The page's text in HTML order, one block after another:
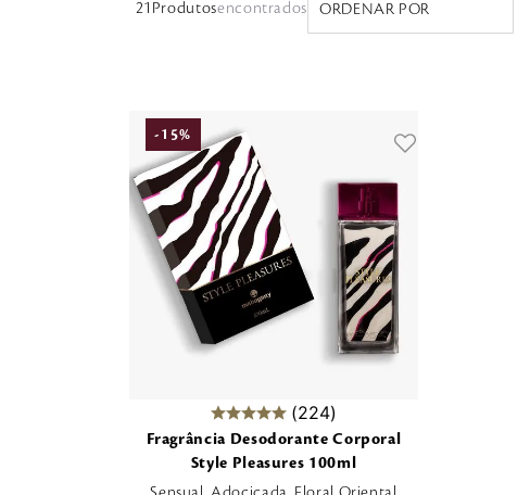
21 Produtos ORDENAR POR
- 15%
224
Fragrância Desodorante Corporal
Style Pleasures 100ml